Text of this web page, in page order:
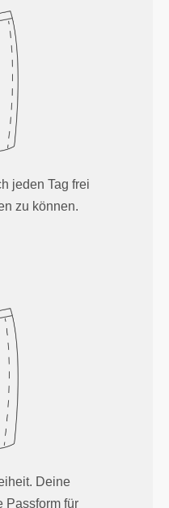
jeden Tag frei
zu können.
Deine
Passform für